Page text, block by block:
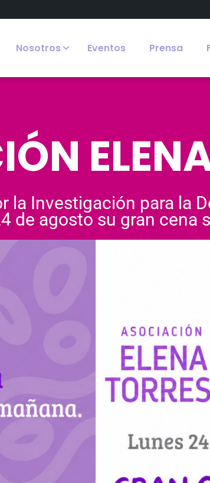
Nosotros Eventos Prensa
la Investigación para la
de agosto su gran cena